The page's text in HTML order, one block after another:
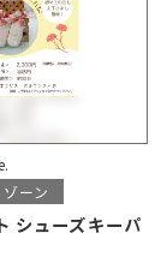
ーン
シューズキーパ